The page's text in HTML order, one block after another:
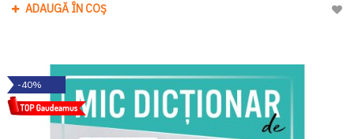
ADAUGĂ ÎN COȘ
-40%